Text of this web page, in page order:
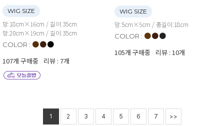
WIG SIZE
망:18cm×16cm / 길이:35cm
망:20cm×19cm / 길이:35cm
COLOR : ● ● ●
107개 구매중 리뷰 : 7개
WIG SIZE
망:5cm×5cm / 총길이:18cm
COLOR : ● ● ●
105개 구매중 리뷰 : 10개
1 2 3 4 5 6 7 >>